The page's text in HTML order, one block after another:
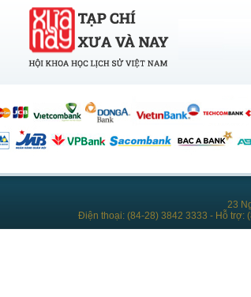
23
Điện thoại: (84-28) 3842 3333 - Hỗ trợ: